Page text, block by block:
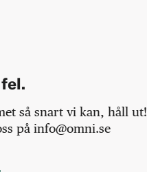
så snart vi kan, håll ut!
på info@omni.se